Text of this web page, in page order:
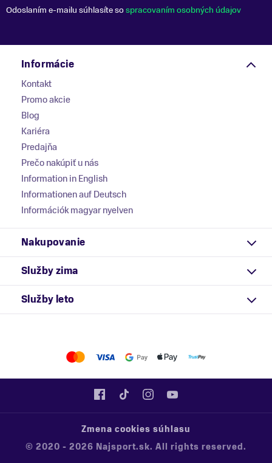
Odoslaním e-mailu súhlasíte sospracovaním osobných údajov
Informácie
Kontakt
Promo akcie
Blog
Kariéra
Predajňa
Prečo nakúpiť u nás
Information in English
Informationen auf Deutsch
Információk magyar nyelven
Nakupovanie
Služby zima
Služby leto
© 2020 - 2026 Najsport.sk. All rights reserved.
Zmena cookies súhlasu